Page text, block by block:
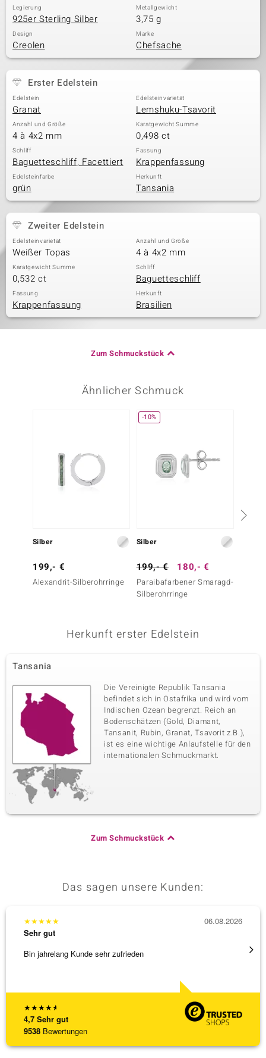
Legierung
925er Sterling Silber
Metallgewicht
3,75 g
Design
Creolen
Marke
Chefsache
Erster Edelstein
Edelstein
Granat
Edelsteinvarietät
Lemshuku-Tsavorit
Anzahl und Größe
4 à 4x2 mm
Karatgewicht Summe
0,498 ct
Schliff
Baguetteschliff, Facettiert
Fassung
Krappenfassung
Edelsteinfarbe
grün
Herkunft
Tansania
Zweiter Edelstein
Edelsteinvarietät
Weißer Topas
Anzahl und Größe
4 à 4x2 mm
Karatgewicht Summe
0,532 ct
Schliff
Baguetteschliff
Fassung
Krappenfassung
Herkunft
Brasilien
Zum Schmuckstück
Ähnlicher Schmuck
Silber
199,- €
Alexandrit-Silberohrringe
-10%
Silber
199,- € 180,- €
Paraibafarbener Smaragd-
Silberohrringe
Herkunft erster Edelstein
Tansania
Die Vereinigte Republik Tansania
befindet sich in Ostafrika und wird vom
Indischen Ozean begrenzt. Reich an
Bodenschätzen (Gold, Diamant,
Tansanit, Rubin, Granat, Tsavorit z.B.),
ist es eine wichtige Anlaufstelle für den
internationalen Schmuckmarkt.
Zum Schmuckstück
Das sagen unsere Kunden:
★★★★★
4,7 Sehr gut
9538 Bewertungen
★★★★★
Sehr gut
Bin jahrelang Kunde sehr zufrieden
06.08.2026